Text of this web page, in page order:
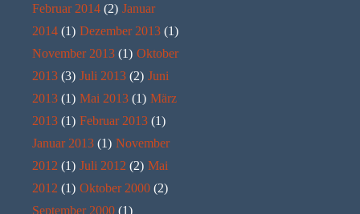
Februar 2014 (2) Januar
2014 (1) Dezember 2013 (1)
November 2013 (1) Oktober
2013 (3) Juli 2013 (2) Juni
2013 (1) Mai 2013 (1) März
2013 (1) Februar 2013 (1)
Januar 2013 (1) November
2012 (1) Juli 2012 (2) Mai
2012 (1) Oktober 2000 (2)
September 2000 (1)